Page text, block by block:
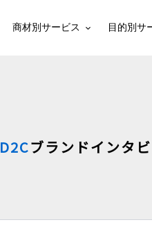
商材別サービス 目的別サ
D2Cブランドインタ